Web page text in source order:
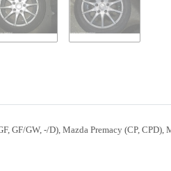
GF/GW, -/D), Mazda Premacy (CP,